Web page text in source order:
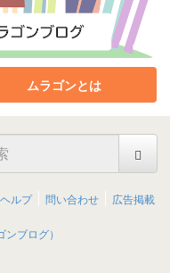
ムラゴンとは
ヘルプ 問い合わせ 広告掲載
ブログ）